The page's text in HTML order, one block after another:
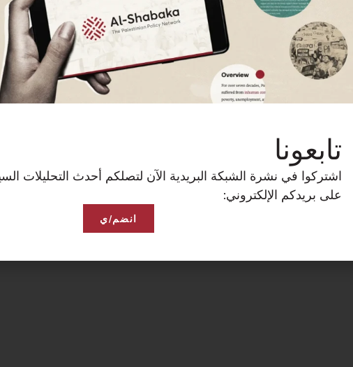
تابعونا
اشتركوا في نشرة الشبكة البريدية الآن لتصلكم أحدث التحليلات
على بريدكم الإلكتروني:
انضم/ي